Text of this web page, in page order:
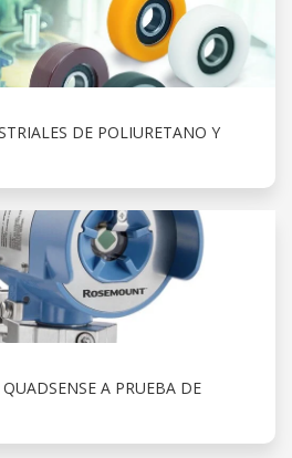
DE POLIURETANO Y
A PRUEBA DE